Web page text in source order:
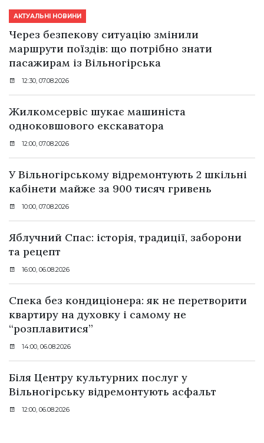
АКТУАЛЬНІ НОВИНИ
Через безпекову ситуацію змінили
маршрути поїздів: що потрібно знати
пасажирам із Вільногірська
12:30, 07.08.2026
Жилкомсервіс шукає машиніста
одноковшового екскаватора
12:00, 07.08.2026
У Вільногірському відремонтують 2 шкільні
кабінети майже за 900 тисяч гривень
10:00, 07.08.2026
Яблучний Спас: історія, традиції, заборони
та рецепт
16:00, 06.08.2026
Спека без кондиціонера: як не перетворити
квартиру на духовку і самому не
“розплавитися”
14:00, 06.08.2026
Біля Центру культурних послуг у
Вільногірську відремонтують асфальт
12:00, 06.08.2026